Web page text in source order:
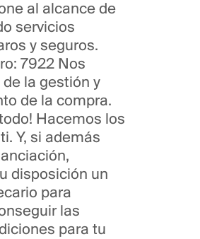
al alcance de
servicios
y seguros.
7922 Nos
la gestión y
de la compra.
Hacemos los
Y, si además
disposición un
para
las
para tu